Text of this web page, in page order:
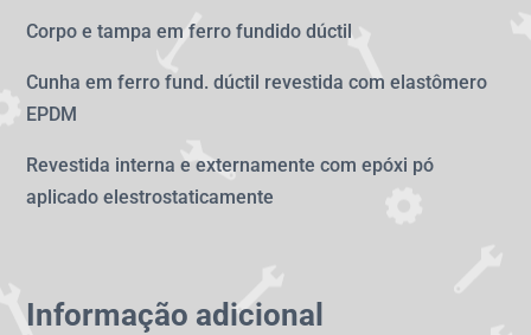
Corpo e tampa em ferro fundido dúctil
Cunha em ferro fund. dúctil revestida com elastômero
EPDM
Revestida interna e externamente com epóxi pó
aplicado elestrostaticamente
Informação adicional